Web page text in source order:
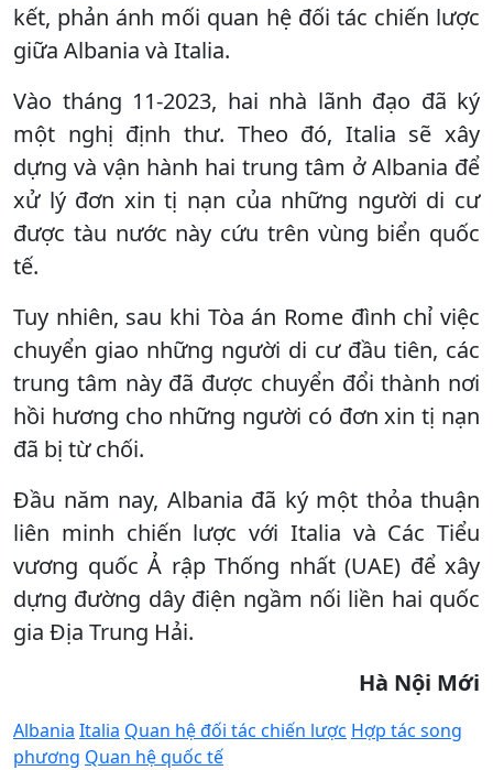
kết, phản ánh mối quan hệ đối tác chiến lược
giữa Albania và Italia.
Vào tháng 11-2023, hai nhà lãnh đạo đã ký
một nghị định thư. Theo đó, Italia sẽ xây
dựng và vận hành hai trung tâm ở Albania để
xử lý đơn xin tị nạn của những người di cư
được tàu nước này cứu trên vùng biển quốc
tế.
Tuy nhiên, sau khi Tòa án Rome đình chỉ việc
chuyển giao những người di cư đầu tiên, các
trung tâm này đã được chuyển đổi thành nơi
hồi hương cho những người có đơn xin tị nạn
đã bị từ chối.
Đầu năm nay, Albania đã ký một thỏa thuận
liên minh chiến lược với Italia và Các Tiểu
vương quốc Ả rập Thống nhất (UAE) để xây
dựng đường dây điện ngầm nối liền hai quốc
gia Địa Trung Hải.
Hà Nội Mới
Albania Italia Quan hệ đối tác chiến lược Hợp tác song
phương Quan hệ quốc tế